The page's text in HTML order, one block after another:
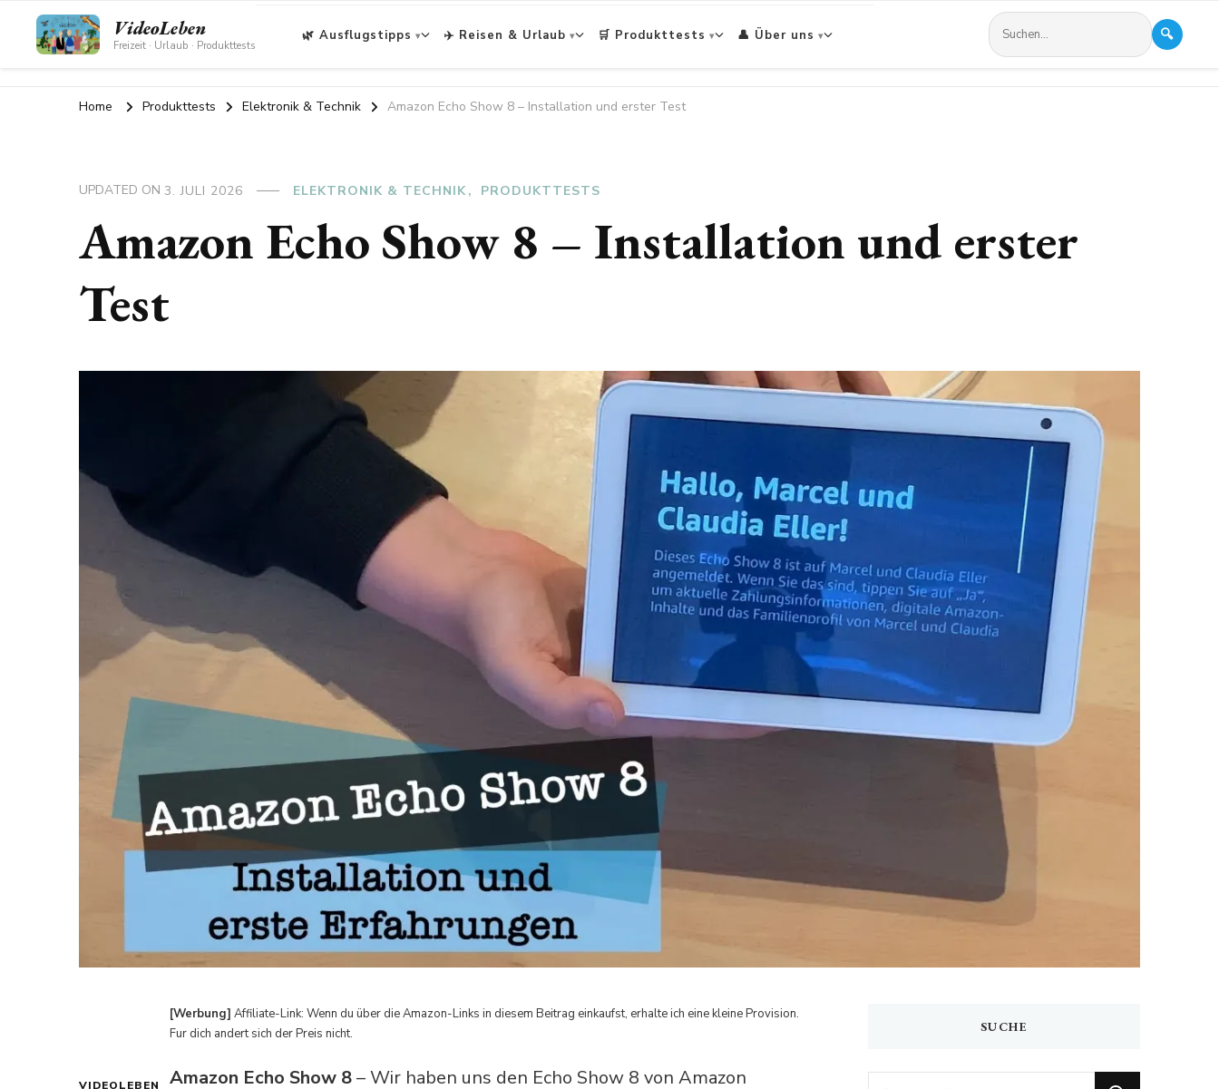
VideoLeben
Freizeit · Urlaub · Produkttests
🌿 Ausflugstipps ✈️ Reisen & Urlaub 🛒 Produkttests 👤 Über uns 🔍
Home Produkttests Elektronik & Technik Amazon Echo Show 8 – Installation und erster Test
UPDATED ON 3. JULI 2026 ELEKTRONIK & TECHNIK PRODUKTTESTS
Amazon Echo Show 8 – Installation und erster
Test
VIDEOLEBEN
[Werbung] Affiliate-Link: Wenn du über die Amazon-Links in diesem Beitrag einkaufst, erhalte ich eine kleine Provision.
Fur dich andert sich der Preis nicht.
Amazon Echo Show 8– Wir haben uns den Echo Show 8 von Amazon
SUCHE
Looking